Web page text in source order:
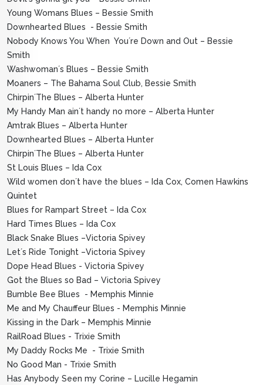
Young Womans Blues – Bessie Smith
Downhearted Blues - Bessie Smith
Nobody Knows You When You´re Down and Out – Bessie
Smith
Washwoman´s Blues – Bessie Smith
Moaners – The Bahama Soul Club, Bessie Smith
Chirpin´The Blues – Alberta Hunter
My Handy Man ain´t handy no more – Alberta Hunter
Amtrak Blues – Alberta Hunter
Downhearted Blues – Alberta Hunter
Chirpin´The Blues – Alberta Hunter
St Louis Blues – Ida Cox
Wild women don´t have the blues – Ida Cox, Comen Hawkins
Quintet
Blues for Rampart Street – Ida Cox
Hard Times Blues – Ida Cox
Black Snake Blues –Victoria Spivey
Let´s Ride Tonight –Victoria Spivey
Dope Head Blues - Victoria Spivey
Got the Blues so Bad – Victoria Spivey
Bumble Bee Blues - Memphis Minnie
Me and My Chauffeur Blues - Memphis Minnie
Kissing in the Dark – Memphis Minnie
RailRoad Blues - Trixie Smith
My Daddy Rocks Me - Trixie Smith
No Good Man - Trixie Smith
Has Anybody Seen my Corine – Lucille Hegamin